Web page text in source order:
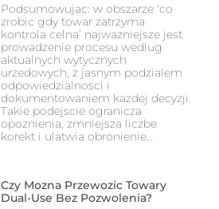
Podsumowujac: w obszarze 'co
zrobic gdy towar zatrzyma
kontrola celna’ najwazniejsze jest
prowadzenie procesu wedlug
aktualnych wytycznych
urzedowych, z jasnym podzialem
odpowiedzialnosci i
dokumentowaniem kazdej decyzji.
Takie podejscie ogranicza
opoznienia, zmniejsza liczbe
korekt i ulatwia obronienie…
Czy Mozna Przewozic Towary
Dual-Use Bez Pozwolenia?